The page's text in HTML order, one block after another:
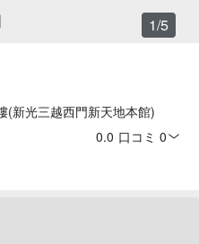
(新光三越西門新天地本館)
0.0 口コミ 0
1/5